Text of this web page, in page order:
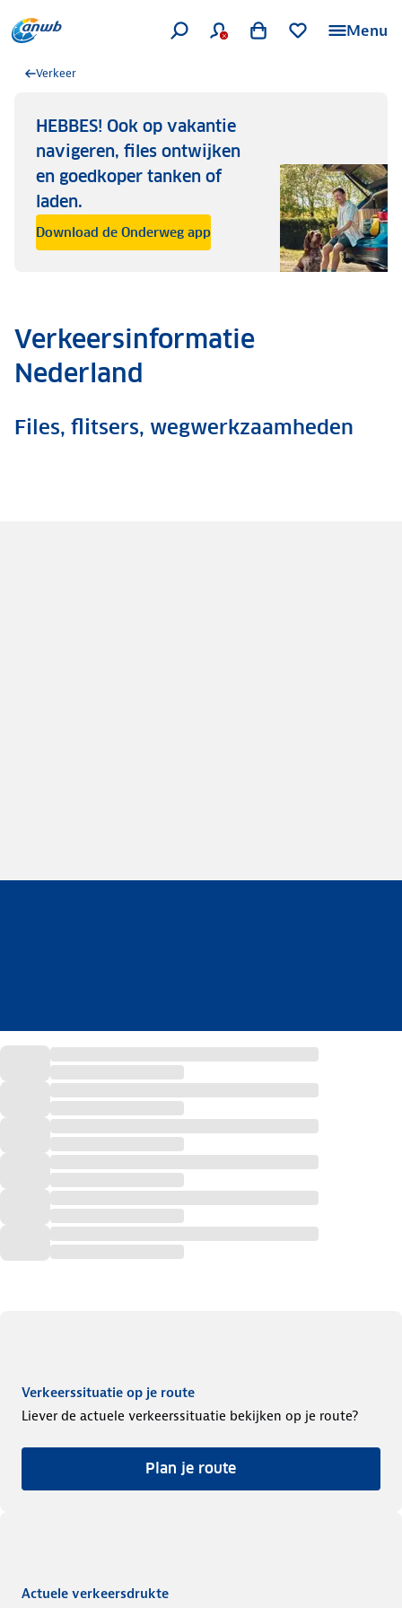
Menu
Verkeer
HEBBES! Ook op vakantie
navigeren, files ontwijken
en goedkoper tanken of
laden.
Download de Onderweg app
Verkeersinformatie
Nederland
Files, flitsers, wegwerkzaamheden
Verkeerssituatie op je route
Liever de actuele verkeerssituatie bekijken op je route?
Plan je route
Actuele verkeersdrukte